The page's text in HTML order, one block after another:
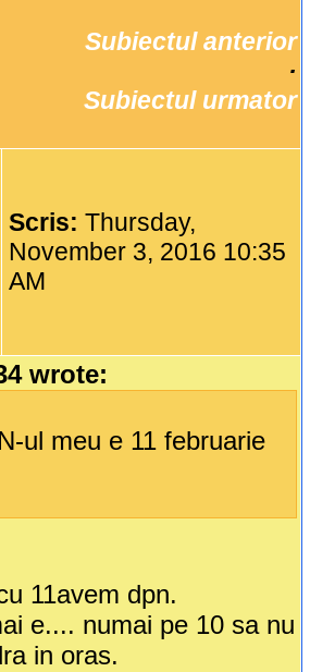
Subiectul anterior
Subiectul urmator
Scris:Thursday,
November 3, 2016 10:35
AM
wrote:
ul meu e 11 februarie
11avem dpn.
e.... numai pe 10 sa nu
in oras.